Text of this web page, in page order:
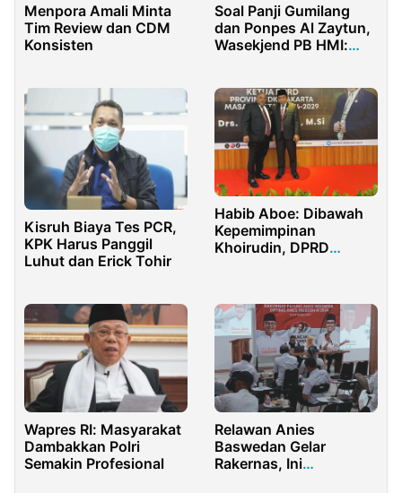
Menpora Amali Minta
Tim Review dan CDM
Konsisten
Soal Panji Gumilang
dan Ponpes Al Zaytun,
Wasekjend PB HMI:
Kisruh Biaya Tes PCR,
KPK Harus Panggil
Luhut dan Erick Tohir
Habib Aboe: Dibawah
Kepemimpinan
Khoirudin, DPRD
Wapres RI: Masyarakat
Dambakkan Polri
Semakin Profesional
Relawan Anies
Baswedan Gelar
Rakernas, Ini